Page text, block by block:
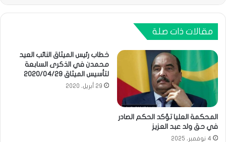
مقالات ذات صلة
المحكمة العليا تؤكد الحكم الصادر
في حق ولد عبد العزيز
4 نوفمبر، 2025
خطاب رئيس الميثاق النائب العيد
محمدن في الذكرى السابعة
لتأسيس الميثاق 2020/04/29
29 أبريل، 2020